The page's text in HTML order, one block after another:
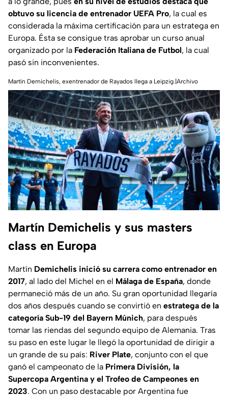
obtuvo su licencia de entrenador UEFA Pro, la cual es
considerada la máxima certificación para un estratega en
Europa. Ésta se consigue tras aprobar un curso anual
organizado por la Federación Italiana de Futbol, la cual
pasó sin inconvenientes.
Martín Demichelis, exentrenador de Rayados llega a Leipzig.|Archivo
Martín Demichelis y sus masters
class en Europa
Martín Demichelis inició su carrera como entrenador en
2017, al lado del Michel en el Málaga de España, donde
permaneció más de un año. Su gran oportunidad llegaría
dos años después cuando se convirtió en estratega de la
categoría Sub-19 del Bayern Múnich, para después
tomar las riendas del segundo equipo de Alemania. Tras
su paso en este lugar le llegó la oportunidad de dirigir a
un grande de su país: River Plate, conjunto con el que
ganó el campeonato de la Primera División, la
Supercopa Argentina y el Trofeo de Campeones en
2023. Con un paso destacable por Argentina fue